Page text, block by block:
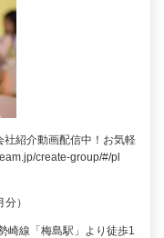
紹介動画配信中！お気軽
create-group/#/pl
）
崎線「梅島駅」より徒歩1